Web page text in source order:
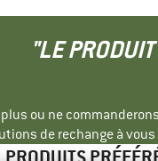
"LE
ou ne
de rechange à vous